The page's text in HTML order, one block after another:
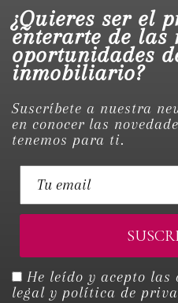
¿Quieres ser el
enterarte de las
oportunidades
inmobiliario?
Suscríbete a nuestra
en conocer las
tenemos para ti.
He leído y acepto las
legal y política de